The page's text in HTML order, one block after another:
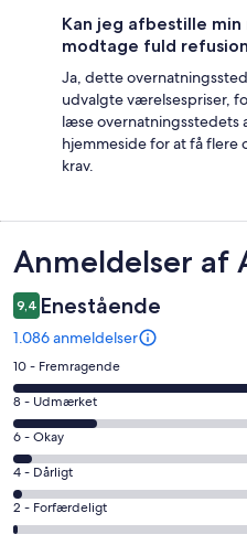
Kan jeg afbestille
modtage fuld
Ja, dette
udvalgte værelsespriser,
læse overnatningsstedets
hjemmeside for at få flere
krav.
Anmeldelser
Anmeldelser af
9,4 Enestående
1.086 anmeldelser
Bedømmelse
på
10
−
Fremragende.
821
af
i
10 - Fremragende
Bedømmelse
på
8
−
Udmærket.
192
8 - Udmærket
Bedømmelse
på
6
−
Okay.
6 - Okay
Bedømmelse
på
4
4 - Dårligt
Bedømmelse
på
2 - Forfærdeligt